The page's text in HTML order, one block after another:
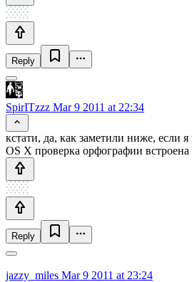
Reply
SpirITzzz Mar 9 2011 at 22:34
кстати, да, как заметили ниже, если
OS X проверка орфографии встроена
Reply
jazzy_miles Mar 9 2011 at 23:24